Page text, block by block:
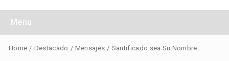
Obreros Universal
Menu
Home / Destacado / Mensajes / Santificado sea Su Nombre…